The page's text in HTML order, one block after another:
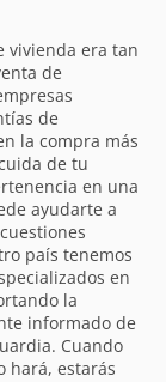
vivienda era tan
de
de
la compra más
de tu
en una
ayudarte a
país tenemos
en
la
informado de
Cuando
hará, estarás